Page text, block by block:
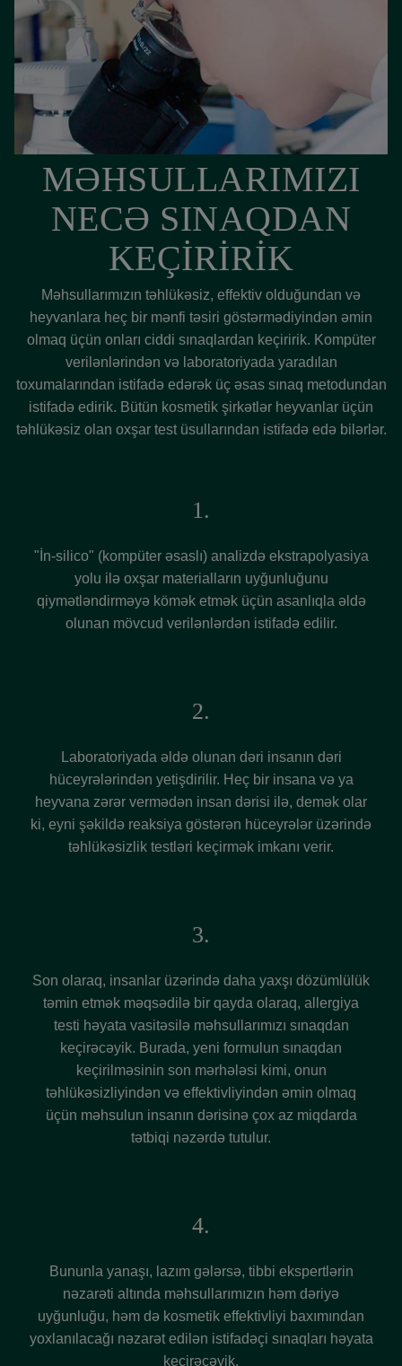
MƏHSULLARIMIZI
NECƏ SINAQDAN
KEÇİRİRİK
Məhsullarımızın təhlükəsiz, effektiv olduğundan və
heyvanlara heç bir mənfi təsiri göstərmədiyindən əmin
olmaq üçün onları ciddi sınaqlardan keçiririk. Kompüter
verilənlərindən və laboratoriyada yaradılan
toxumalarından istifadə edərək üç əsas sınaq metodundan
istifadə edirik. Bütün kosmetik şirkətlər heyvanlar üçün
təhlükəsiz olan oxşar test üsullarından istifadə edə bilərlər.
1.
"İn-silico" (kompüter əsaslı) analizdə ekstrapolyasiya
yolu ilə oxşar materialların uyğunluğunu
qiymətləndirməyə kömək etmək üçün asanlıqla əldə
olunan mövcud verilənlərdən istifadə edilir.
2.
Laboratoriyada əldə olunan dəri insanın dəri
hüceyrələrindən yetişdirilir. Heç bir insana və ya
heyvana zərər vermədən insan dərisi ilə, demək olar
ki, eyni şəkildə reaksiya göstərən hüceyrələr üzərində
təhlükəsizlik testləri keçirmək imkanı verir.
3.
Son olaraq, insanlar üzərində daha yaxşı dözümlülük
təmin etmək məqsədilə bir qayda olaraq, allergiya
testi həyata vasitəsilə məhsullarımızı sınaqdan
keçirəcəyik. Burada, yeni formulun sınaqdan
keçirilməsinin son mərhələsi kimi, onun
təhlükəsizliyindən və effektivliyindən əmin olmaq
üçün məhsulun insanın dərisinə çox az miqdarda
tətbiqi nəzərdə tutulur.
4.
Bununla yanaşı, lazım gələrsə, tibbi ekspertlərin
nəzarəti altında məhsullarımızın həm dəriyə
uyğunluğu, həm də kosmetik effektivliyi baxımından
yoxlanılacağı nəzarət edilən istifadəçi sınaqları həyata
keçirəcəyik.